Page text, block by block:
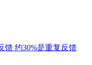
馈 约30%是重复反馈